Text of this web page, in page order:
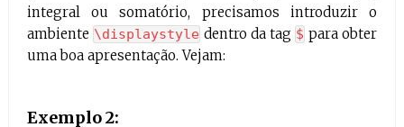
integral ou somatório, precisamos introduzir o
ambiente \displaystyle dentro da tag $ para obter
uma boa apresentação. Vejam:
Exemplo 2: